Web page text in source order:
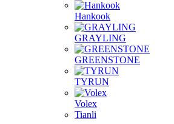
Hankook
GRAYLING
GREENSTONE
TYRUN
Volex
Tianli